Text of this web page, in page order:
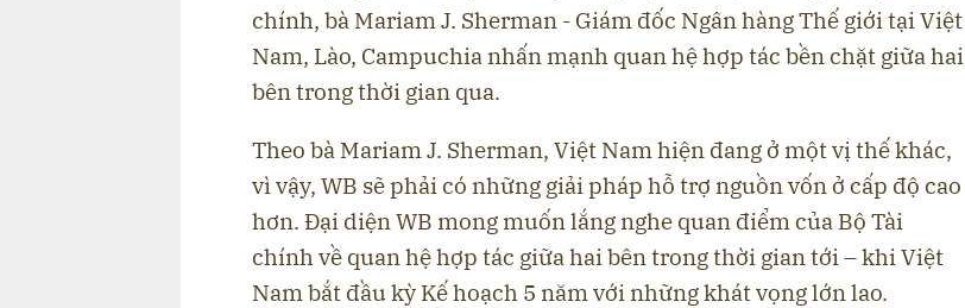
chính, bà Mariam J. Sherman - Giám đốc Ngân hàng Thế giới tại Việt
Nam, Lào, Campuchia nhấn mạnh quan hệ hợp tác bền chặt giữa hai
bên trong thời gian qua.
Theo bà Mariam J. Sherman, Việt Nam hiện đang ở một vị thế khác,
vì vậy, WB sẽ phải có những giải pháp hỗ trợ nguồn vốn ở cấp độ cao
hơn. Đại diện WB mong muốn lắng nghe quan điểm của Bộ Tài
chính về quan hệ hợp tác giữa hai bên trong thời gian tới – khi Việt
Nam bắt đầu kỳ Kế hoạch 5 năm với những khát vọng lớn lao.